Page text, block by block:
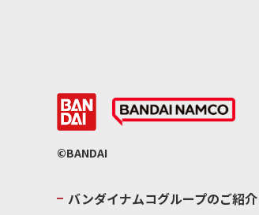
©BANDAI
バンダイナムコグループのご紹介